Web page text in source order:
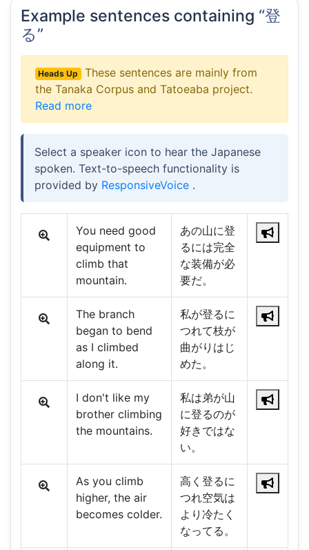
Example sentences containing “登
る”
Heads Up
These sentences are mainly from
the Tanaka Corpus and Tatoeaba project.
Read more
Select a speaker icon to hear the Japanese
spoken. Text-to-speech functionality is
provided by ResponsiveVoice .
You need good
equipment to
climb that
mountain.
あの山に登
るには完全
な装備が必
要だ。
The branch
began to bend
as I climbed
along it.
私が登るに
つれて枝が
曲がりはじ
めた。
I don't like my
brother climbing
the mountains.
私は弟が山
に登るのが
好きではな
い。
As you climb
higher, the air
becomes colder.
高く登るに
つれ空気は
より冷たく
なってる。